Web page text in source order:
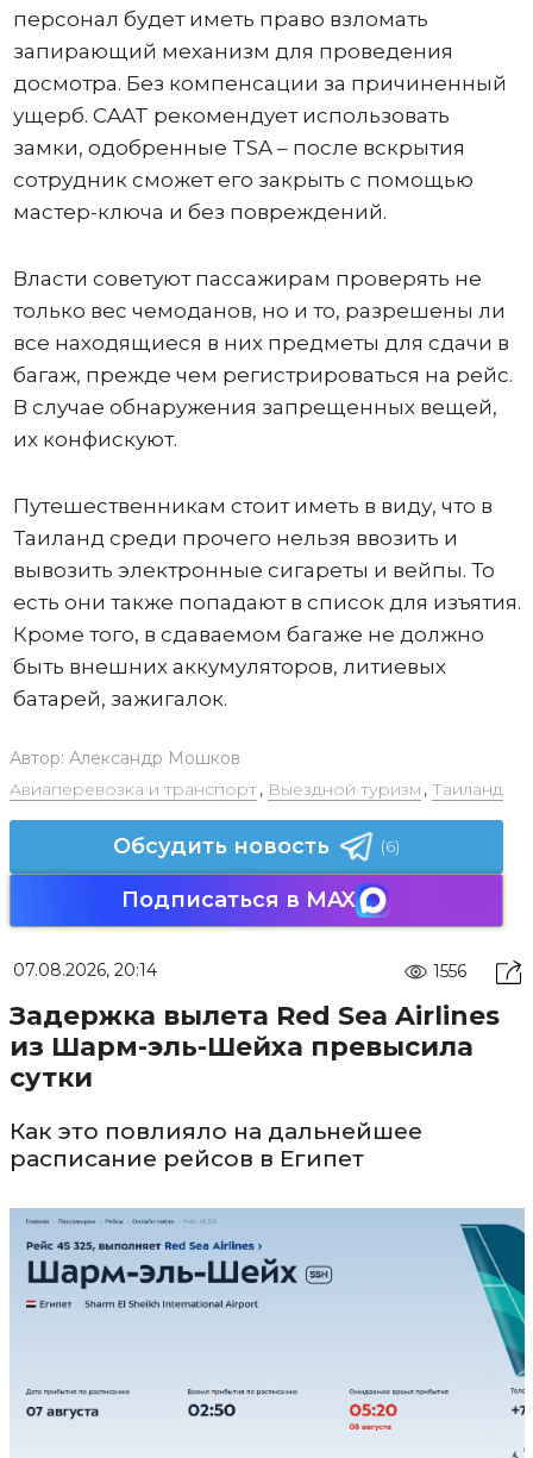
персонал будет иметь право взломать
запирающий механизм для проведения
досмотра. Без компенсации за причиненный
ущерб. CAAT рекомендует использовать
замки, одобренные TSA – после вскрытия
сотрудник сможет его закрыть с помощью
мастер-ключа и без повреждений.
Власти советуют пассажирам проверять не
только вес чемоданов, но и то, разрешены ли
все находящиеся в них предметы для сдачи в
багаж, прежде чем регистрироваться на рейс.
В случае обнаружения запрещенных вещей,
их конфискуют.
Путешественникам стоит иметь в виду, что в
Таиланд среди прочего нельзя ввозить и
вывозить электронные сигареты и вейпы. То
есть они также попадают в список для изъятия.
Кроме того, в сдаваемом багаже не должно
быть внешних аккумуляторов, литиевых
батарей, зажигалок.
Автор: Александр Мошков
Авиаперевозка и транспорт, Выездной туризм , Таиланд
Обсудить новость (6)
Подписаться в MAX
07.08.2026, 20:14 1556
Задержка вылета Red Sea Airlines
из Шарм-эль-Шейха превысила
сутки
Как это повлияло на дальнейшее
расписание рейсов в Египет